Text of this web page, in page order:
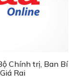
Chính trị, Ban Bí
Rai